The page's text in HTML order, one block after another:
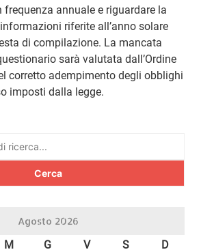
annuale e riguardare la
riferite all’anno solare
di compilazione. La mancata
sarà valutata dall’Ordine
corretto adempimento degli obblighi
imposti dalla legge.
Agosto 2026
M G V S D